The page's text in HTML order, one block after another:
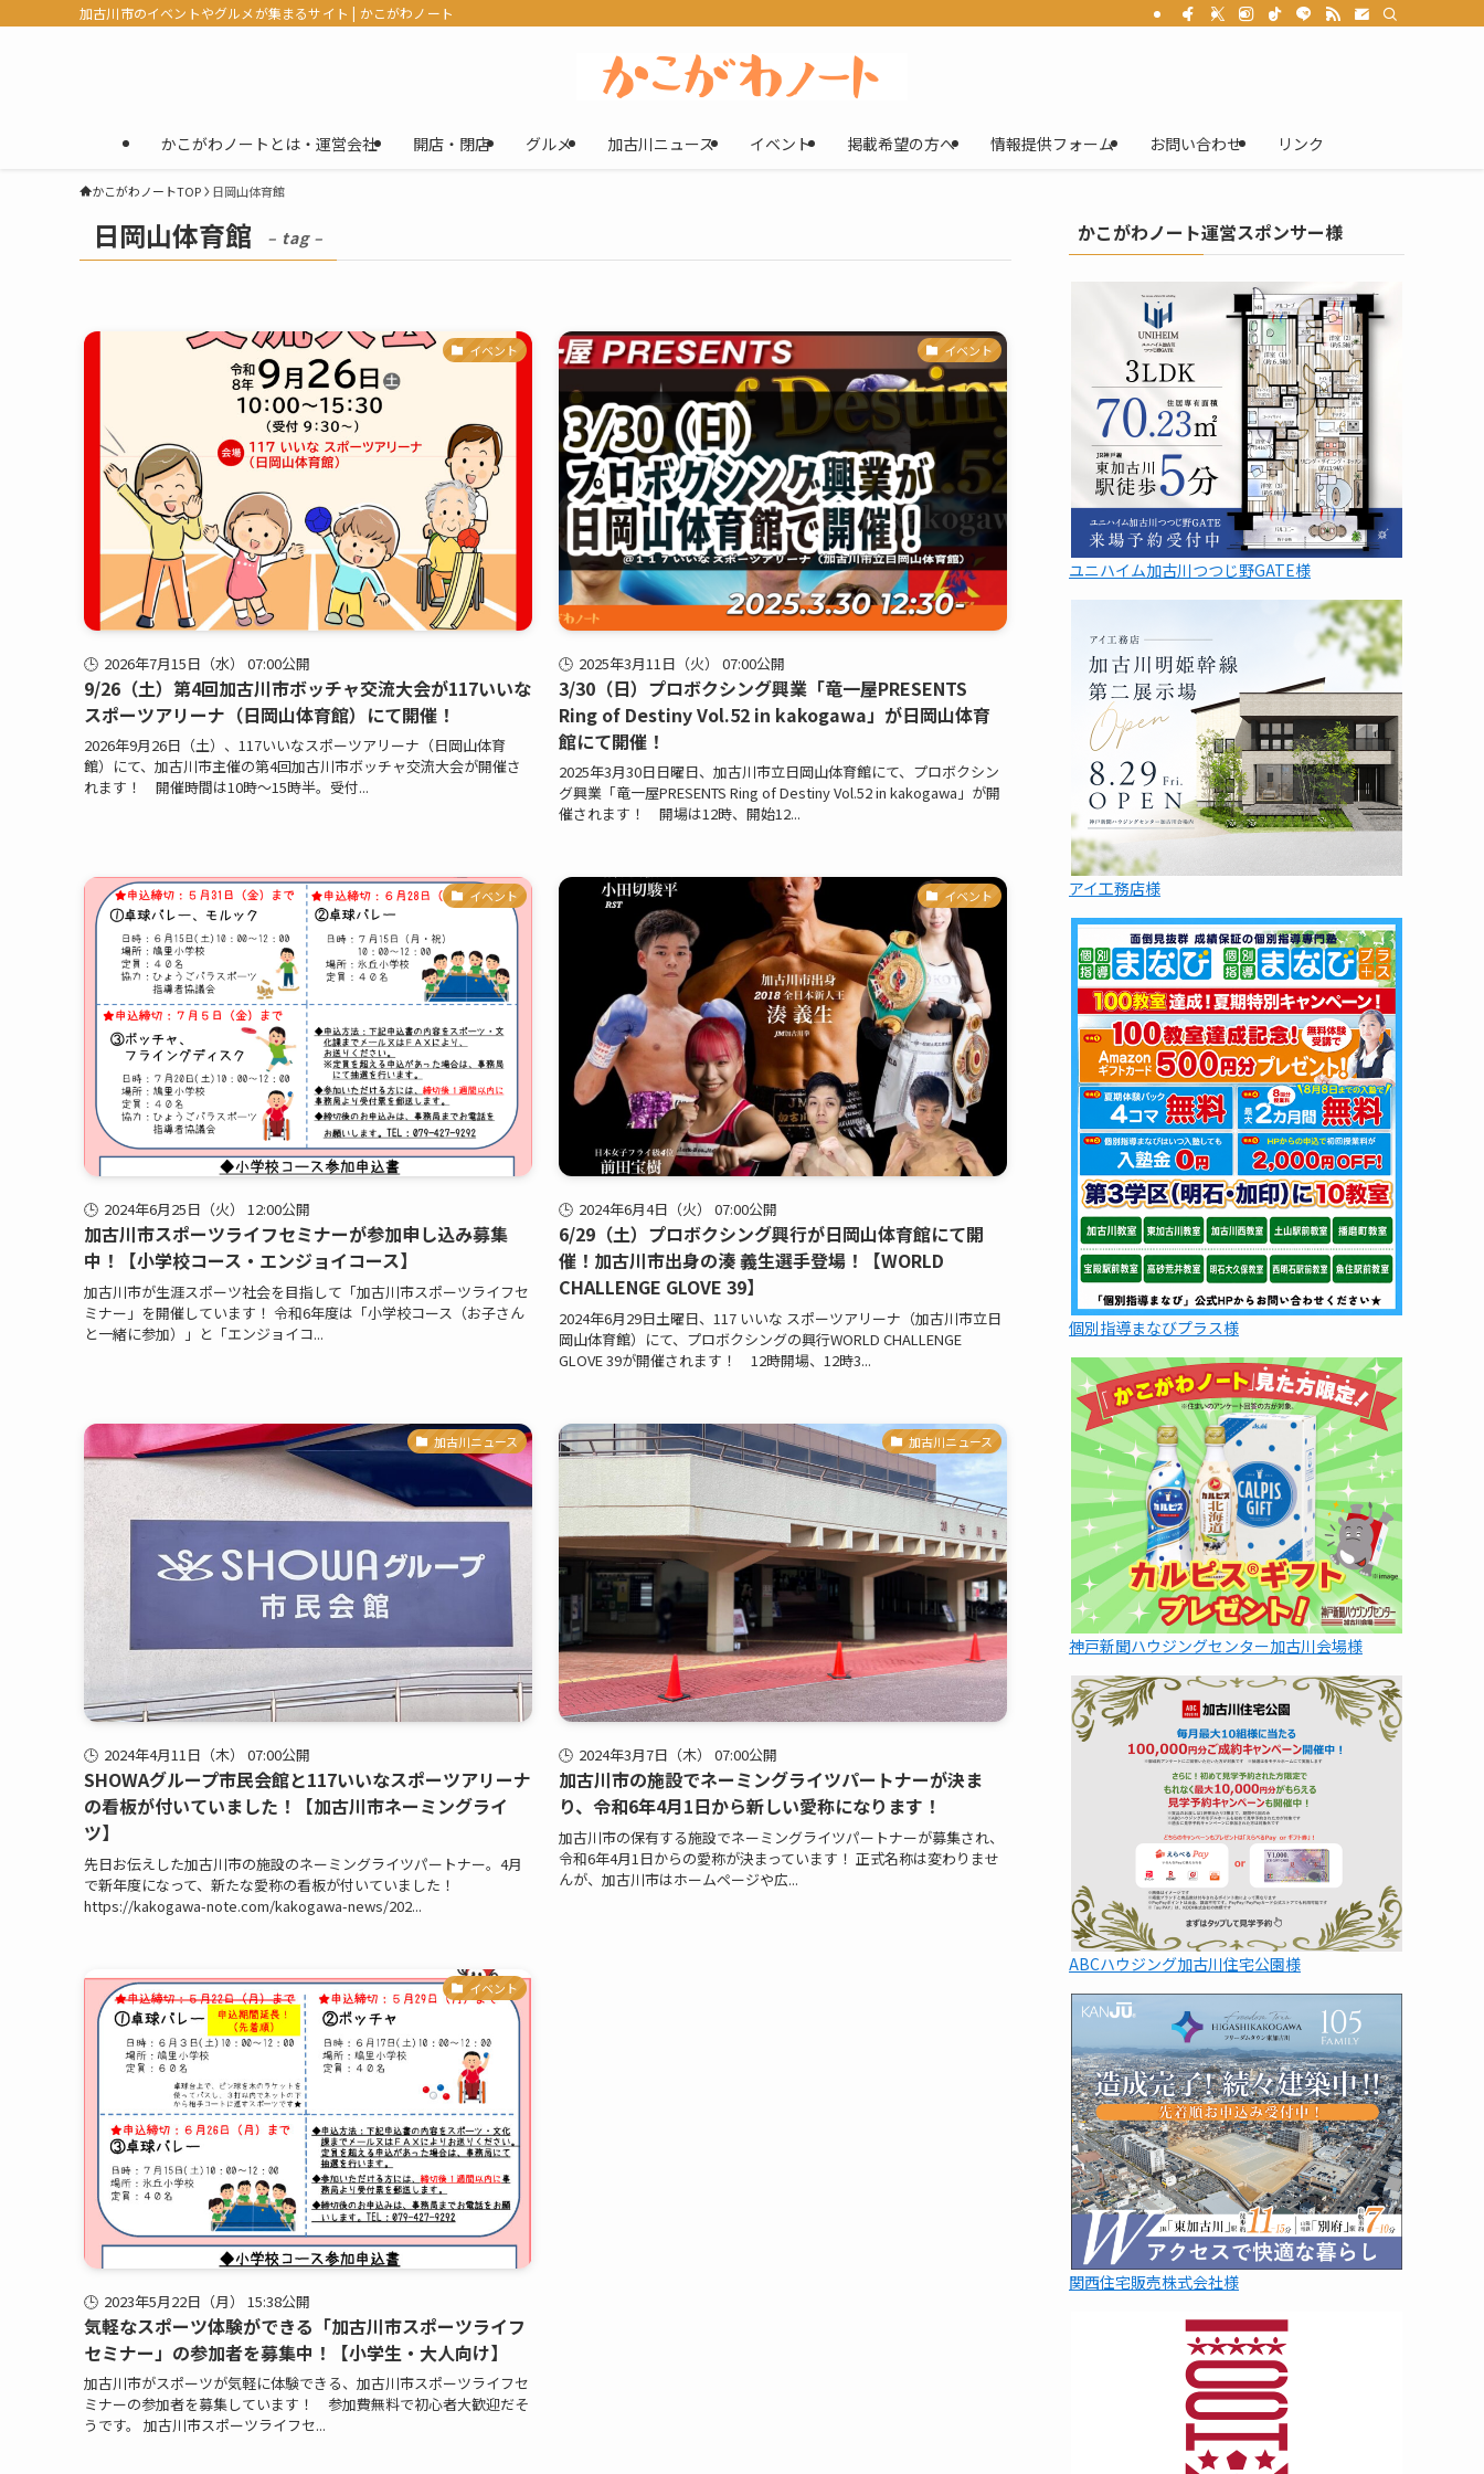
加古川市のイベントやグルメが集まるサイト | かこがわノート
かこがわノートとは・運営会社 開店・閉店 グルメ 加古川ニュース イベント 掲載希望の方へ 情報提供フォーム お問い合わせ リンク
かこがわノートTOP 日岡山体育館
日岡山体育館 – tag –
イベント
2026年7月15日（水） 07:00公開
9/26（土）第4回加古川市ボッチャ交流大会が117いいな
スポーツアリーナ（日岡山体育館）にて開催！
2026年9月26日（土）、117いいなスポーツアリーナ（日岡山体育
館）にて、加古川市主催の第4回加古川市ボッチャ交流大会が開催さ
れます！ 開催時間は10時～15時半。受付...
イベント
2025年3月11日（火） 07:00公開
3/30（日）プロボクシング興業「竜一屋PRESENTS
Ring of Destiny Vol.52 in kakogawa」が日岡山体育
館にて開催！
2025年3月30日日曜日、加古川市立日岡山体育館にて、プロボクシン
グ興業「竜一屋PRESENTS Ring of Destiny Vol.52 in kakogawa」が開
催されます！ 開場は12時、開始12...
イベント
2024年6月25日（火） 12:00公開
加古川市スポーツライフセミナーが参加申し込み募集
中！【小学校コース・エンジョイコース】
加古川市が生涯スポーツ社会を目指して「加古川市スポーツライフセ
ミナー」を開催しています！ 令和6年度は「小学校コース（お子さん
と一緒に参加）」と「エンジョイコ...
イベント
2024年6月4日（火） 07:00公開
6/29（土）プロボクシング興行が日岡山体育館にて開
催！加古川市出身の湊 義生選手登場！【WORLD
CHALLENGE GLOVE 39】
2024年6月29日土曜日、117 いいな スポーツアリーナ（加古川市立日
岡山体育館）にて、プロボクシングの興行WORLD CHALLENGE
GLOVE 39が開催されます！ 12時開場、12時3...
加古川ニュース
2024年4月11日（木） 07:00公開
SHOWAグループ市民会館と117いいなスポーツアリーナ
の看板が付いていました！【加古川市ネーミングライ
ツ】
先日お伝えした加古川市の施設のネーミングライツパートナー。4月
で新年度になって、新たな愛称の看板が付いていました！
https://kakogawa-note.com/kakogawa-news/202...
加古川ニュース
2024年3月7日（木） 07:00公開
加古川市の施設でネーミングライツパートナーが決ま
り、令和6年4月1日から新しい愛称になります！
加古川市の保有する施設でネーミングライツパートナーが募集され、
令和6年4月1日からの愛称が決まっています！ 正式名称は変わりませ
んが、加古川市はホームページや広...
イベント
2023年5月22日（月） 15:38公開
気軽なスポーツ体験ができる「加古川市スポーツライフ
セミナー」の参加者を募集中！【小学生・大人向け】
加古川市がスポーツが気軽に体験できる、加古川市スポーツライフセ
ミナーの参加者を募集しています！ 参加費無料で初心者大歓迎だそ
うです。 加古川市スポーツライフセ...
かこがわノート運営スポンサー様
ユニハイム加古川つつじ野GATE様
アイ工務店様
個別指導まなびプラス様
神戸新聞ハウジングセンター加古川会場様
ABCハウジング加古川住宅公園様
関西住宅販売株式会社様